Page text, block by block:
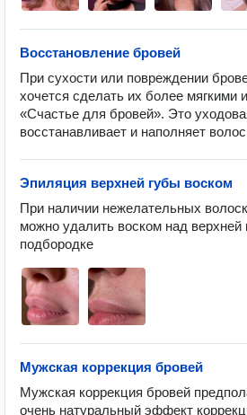
Восстановление бровей
При сухости или повреждении
хочется сделать их более мягкими
«Счастье для бровей». Это
восстанавливает и наполняет
Эпиляция верхней губы воском
При наличии нежелательных
можно удалить воском над верхней
подбородке
Мужская коррекция бровей
Мужская коррекция бровей
очень натуральный эффект